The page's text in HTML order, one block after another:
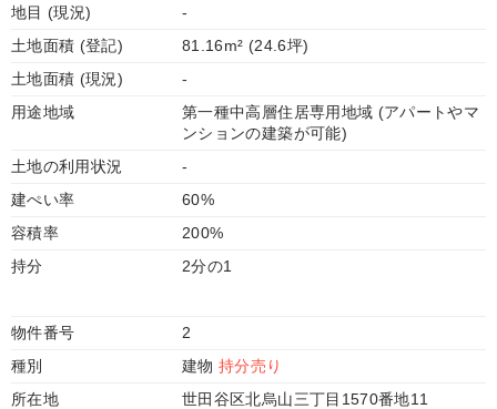
地目 (現況)
-
土地面積 (登記)
81.16m² (24.6坪)
土地面積 (現況)
-
用途地域
第一種中高層住居専用地域 (アパートやマ
ンションの建築が可能)
土地の利用状況
-
建ぺい率
60%
容積率
200%
持分
2分の1
物件番号
2
種別
建物持分売り
所在地
世田谷区北烏山三丁目1570番地11